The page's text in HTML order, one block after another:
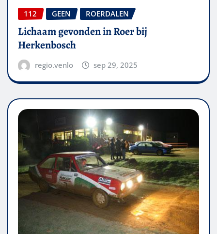
112 GEEN ROERDALEN
Lichaam gevonden in Roer bij
Herkenbosch
regio.venlo sep 29, 2025